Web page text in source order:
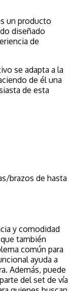
un producto
diseñado
de
se adapta a la
de él una
de esta
brazos de hasta
y comodidad
también
común para
ayuda a
Además, puede
del set de vía